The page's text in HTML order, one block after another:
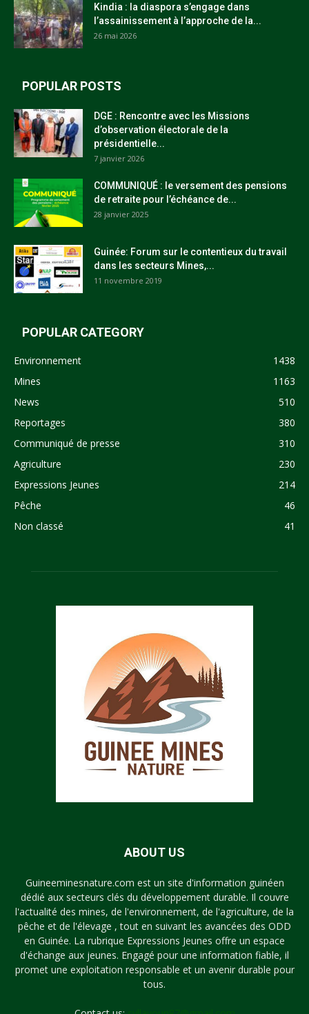
Kindia : la diaspora s’engage dans
l’assainissement à l’approche de la...
26 mai 2026
POPULAR POSTS
DGE : Rencontre avec les Missions
d’observation électorale de la
présidentielle...
7 janvier 2026
COMMUNIQUÉ : le versement des pensions
de retraite pour l’échéance de...
28 janvier 2025
Guinée: Forum sur le contentieux du travail
dans les secteurs Mines,...
11 novembre 2019
POPULAR CATEGORY
Environnement
1438
Mines
1163
News
510
Reportages
380
Communiqué de presse
310
Agriculture
230
Expressions Jeunes
214
Pêche
46
Non classé
41
ABOUT US
Guineeminesnature.com est un site d'information guinéen
dédié aux secteurs clés du développement durable. Il couvre
l'actualité des mines, de l'environnement, de l'agriculture, de la
pêche et de l'élevage , tout en suivant les avancées des ODD
en Guinée. La rubrique Expressions Jeunes offre un espace
d'échange aux jeunes. Engagé pour une information fiable, il
promet une exploitation responsable et un avenir durable pour
tous.